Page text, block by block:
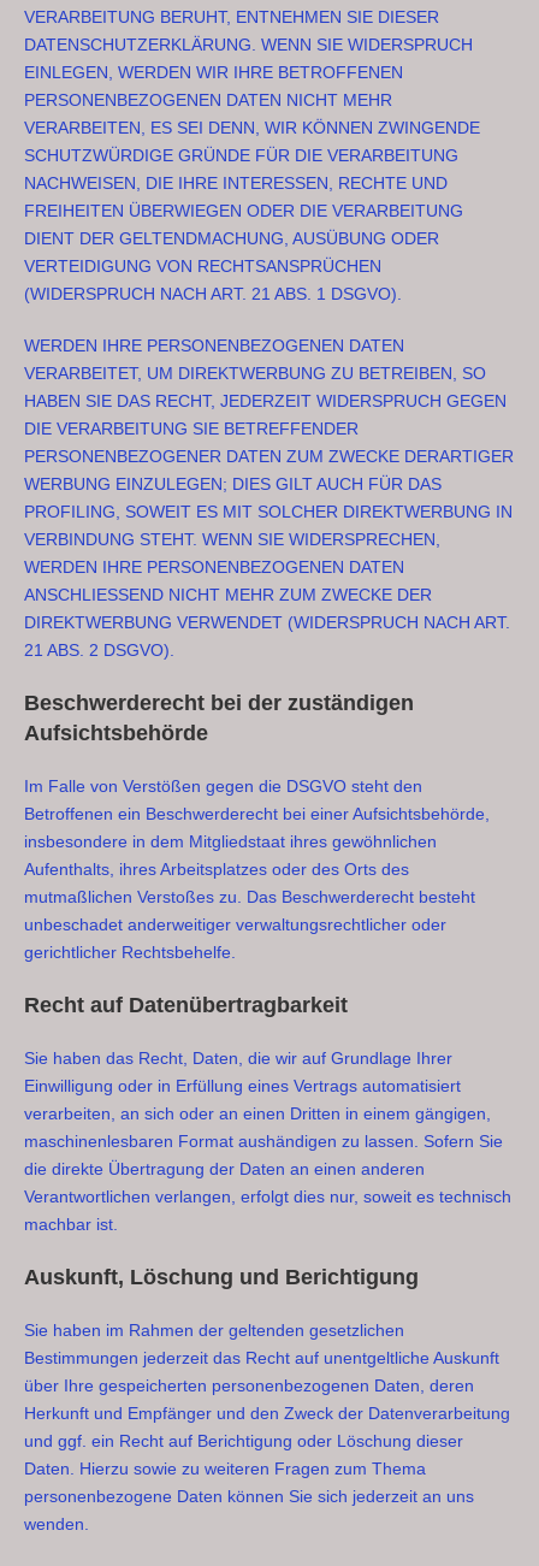
VERARBEITUNG BERUHT, ENTNEHMEN SIE DIESER
DATENSCHUTZERKLÄRUNG. WENN SIE WIDERSPRUCH
EINLEGEN, WERDEN WIR IHRE BETROFFENEN
PERSONENBEZOGENEN DATEN NICHT MEHR
VERARBEITEN, ES SEI DENN, WIR KÖNNEN ZWINGENDE
SCHUTZWÜRDIGE GRÜNDE FÜR DIE VERARBEITUNG
NACHWEISEN, DIE IHRE INTERESSEN, RECHTE UND
FREIHEITEN ÜBERWIEGEN ODER DIE VERARBEITUNG
DIENT DER GELTENDMACHUNG, AUSÜBUNG ODER
VERTEIDIGUNG VON RECHTSANSPRÜCHEN
(WIDERSPRUCH NACH ART. 21 ABS. 1 DSGVO).
WERDEN IHRE PERSONENBEZOGENEN DATEN
VERARBEITET, UM DIREKTWERBUNG ZU BETREIBEN, SO
HABEN SIE DAS RECHT, JEDERZEIT WIDERSPRUCH GEGEN
DIE VERARBEITUNG SIE BETREFFENDER
PERSONENBEZOGENER DATEN ZUM ZWECKE DERARTIGER
WERBUNG EINZULEGEN; DIES GILT AUCH FÜR DAS
PROFILING, SOWEIT ES MIT SOLCHER DIREKTWERBUNG IN
VERBINDUNG STEHT. WENN SIE WIDERSPRECHEN,
WERDEN IHRE PERSONENBEZOGENEN DATEN
ANSCHLIESSEND NICHT MEHR ZUM ZWECKE DER
DIREKTWERBUNG VERWENDET (WIDERSPRUCH NACH ART.
21 ABS. 2 DSGVO).
Beschwerde­recht bei der zuständigen
Aufsichts­behörde
Im Falle von Verstößen gegen die DSGVO steht den
Betroffenen ein Beschwerderecht bei einer Aufsichtsbehörde,
insbesondere in dem Mitgliedstaat ihres gewöhnlichen
Aufenthalts, ihres Arbeitsplatzes oder des Orts des
mutmaßlichen Verstoßes zu. Das Beschwerderecht besteht
unbeschadet anderweitiger verwaltungsrechtlicher oder
gerichtlicher Rechtsbehelfe.
Recht auf Daten­übertrag­barkeit
Sie haben das Recht, Daten, die wir auf Grundlage Ihrer
Einwilligung oder in Erfüllung eines Vertrags automatisiert
verarbeiten, an sich oder an einen Dritten in einem gängigen,
maschinenlesbaren Format aushändigen zu lassen. Sofern Sie
die direkte Übertragung der Daten an einen anderen
Verantwortlichen verlangen, erfolgt dies nur, soweit es technisch
machbar ist.
Auskunft, Löschung und Berichtigung
Sie haben im Rahmen der geltenden gesetzlichen
Bestimmungen jederzeit das Recht auf unentgeltliche Auskunft
über Ihre gespeicherten personenbezogenen Daten, deren
Herkunft und Empfänger und den Zweck der Datenverarbeitung
und ggf. ein Recht auf Berichtigung oder Löschung dieser
Daten. Hierzu sowie zu weiteren Fragen zum Thema
personenbezogene Daten können Sie sich jederzeit an uns
wenden.